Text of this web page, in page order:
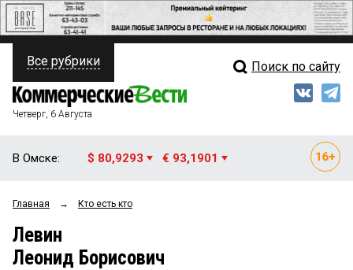
ПОЛИТИКА
ФИНАНСЫ
ОБЩЕСТВО
ЗАКОН
Свежий выпуск
Все рубрики Поиск по сайту
Четверг, 6 Августа
В Омске: $ 80,9293 € 93,1901
Главная → Кто есть кто
Левин
Леонид Борисович